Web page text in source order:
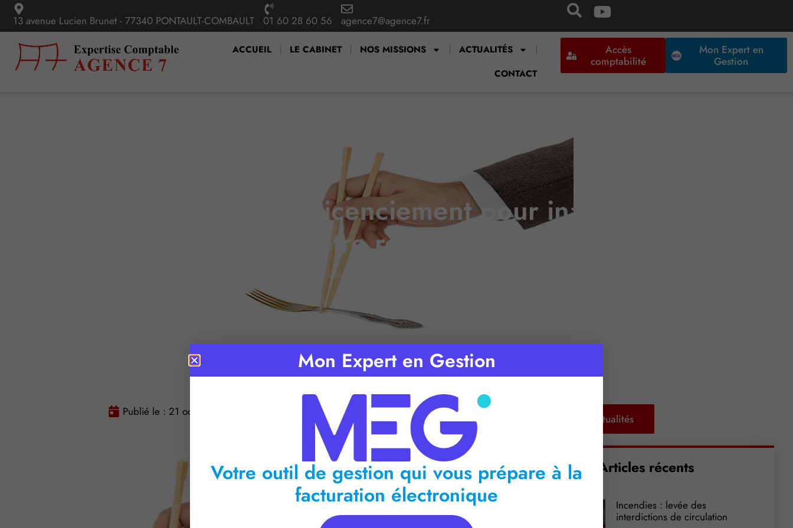
13 avenue Lucien Brunet - 77340 PONTAULT-COMBAULT 01 60 28 60 56 agence7@agence7.fr
ACCUEIL LE CABINET NOS MISSIONS
ACTUALITÉS
CONTACT
Accès
comptabilité
Mon Expert en
Gestion
Salariés protégés : un licenciement pour inaptitude peut-il
être refusé ?
Salariés protégés : un licenciement pour inaptitude peut-il être refusé ?
Publié le : 21 octobre 2016 Temps de lecture : 2 minutes
Retour aux actualités
Articles récents
Incendies : levée des
interdictions de circulation
Mon Expert en Gestion
Votre outil de gestion qui vous prépare à la
facturation électronique